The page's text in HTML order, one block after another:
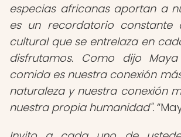
especias africanas aportan a
es un recordatorio constante
cultural que se entrelaza en
disfrutamos. Como dijo Maya
comida es nuestra conexión
naturaleza y nuestra conexión
nuestra propia humanidad".